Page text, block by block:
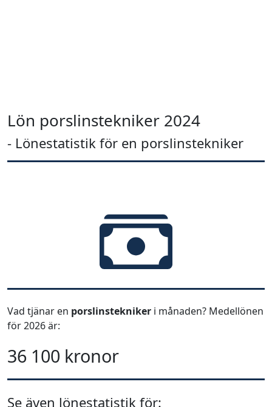
Lön porslinstekniker 2024
- Lönestatistik för en porslinstekniker
Vad tjänar en porslinstekniker i månaden? Medellönen
för 2026 är:
36 100 kronor
Se även lönestatistik för: